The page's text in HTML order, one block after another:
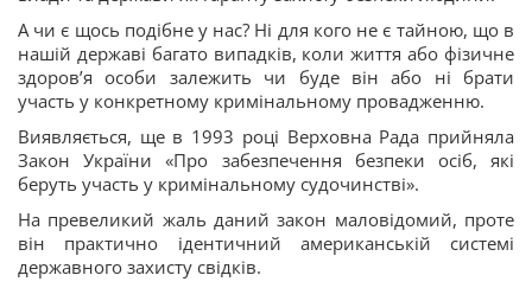
А чи є щось подібне у нас? Ні для кого не є тайною, що в
нашій державі багато випадків, коли життя або фізичне
здоров’я особи залежить чи буде він або ні брати
участь у конкретному кримінальному провадженню.
Виявляється, ще в 1993 році Верховна Рада прийняла
Закон України «Про забезпечення безпеки осіб, які
беруть участь у кримінальному судочинстві».
На превеликий жаль даний закон маловідомий, проте
він практично ідентичний американській системі
державного захисту свідків.